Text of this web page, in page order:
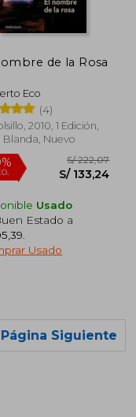
de la Rosa
Eco
(4)
2010, 1 Edición,
Blanda, Nuevo
Usado
Estado a
Usado
Página Siguiente